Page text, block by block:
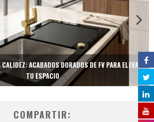
ACABADOS DORADOS DE FV PARA ELEVAR
TU ESPACIO
COMPARTIR: